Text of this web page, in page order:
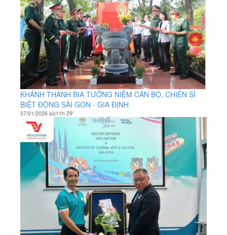
KHÁNH THÀNH BIA TƯỞNG NIỆM CÁN BỘ, CHIẾN SĨ
BIỆT ĐỘNG SÀI GÒN - GIA ĐỊNH
07/01/2026 lúc11h 29'